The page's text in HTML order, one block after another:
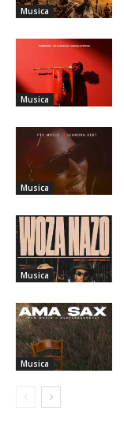
Musica
Musica
Musica
Musica
Musica